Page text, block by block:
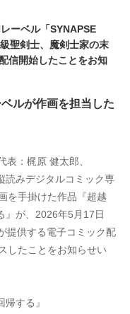
ーベル「SYNAPSE
聖剣士、魔剣士家の末
信開始したことをお知
ルが作画を担当した
：梶原 健太郎、
読みデジタルコミック専
を手掛けた作品『超越
』が、2026年5月17日
提供する電子コミック配
したことをお知らせい
する』